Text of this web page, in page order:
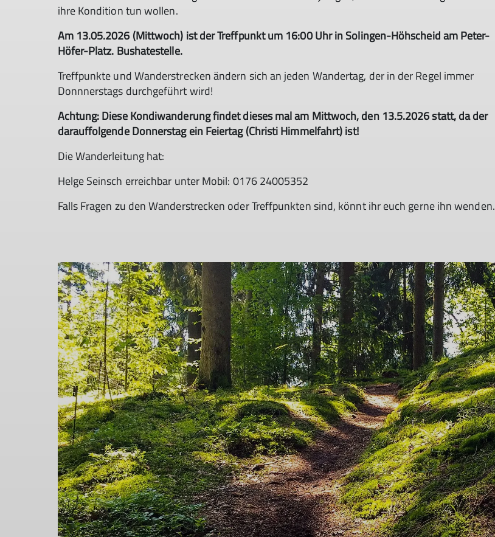
ihre Kondition tun wollen.
Am 13.05.2026 (Mittwoch) ist der Treffpunkt um 16:00 Uhr in Solingen-Höhscheid am Peter-
Höfer-Platz. Bushatestelle.
Treffpunkte und Wanderstrecken ändern sich an jeden Wandertag, der in der Regel immer
Donnnerstags durchgeführt wird!
Achtung: Diese Kondiwanderung findet dieses mal am Mittwoch, den 13.5.2026 statt, da der
darauffolgende Donnerstag ein Feiertag (Christi Himmelfahrt) ist!
Die Wanderleitung hat:
Helge Seinsch erreichbar unter Mobil: 0176 24005352
Falls Fragen zu den Wanderstrecken oder Treffpunkten sind, könnt ihr euch gerne ihn wenden.